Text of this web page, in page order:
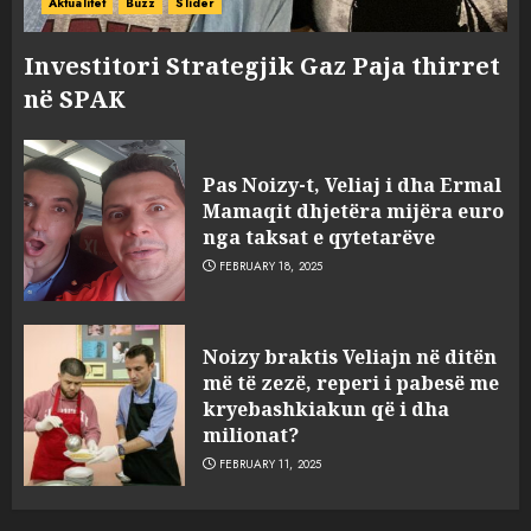
Investitori Strategjik Gaz Paja thirret
në SPAK
Pas Noizy-t, Veliaj i dha Ermal
Mamaqit dhjetëra mijëra euro
nga taksat e qytetarëve
FEBRUARY 18, 2025
Noizy braktis Veliajn në ditën
më të zezë, reperi i pabesë me
kryebashkiakun që i dha
milionat?
FEBRUARY 11, 2025
3
sulmuan “One Albania”,
ngjarja u fsheh. A u vodhën
serverat?
MARCH 25, 2025